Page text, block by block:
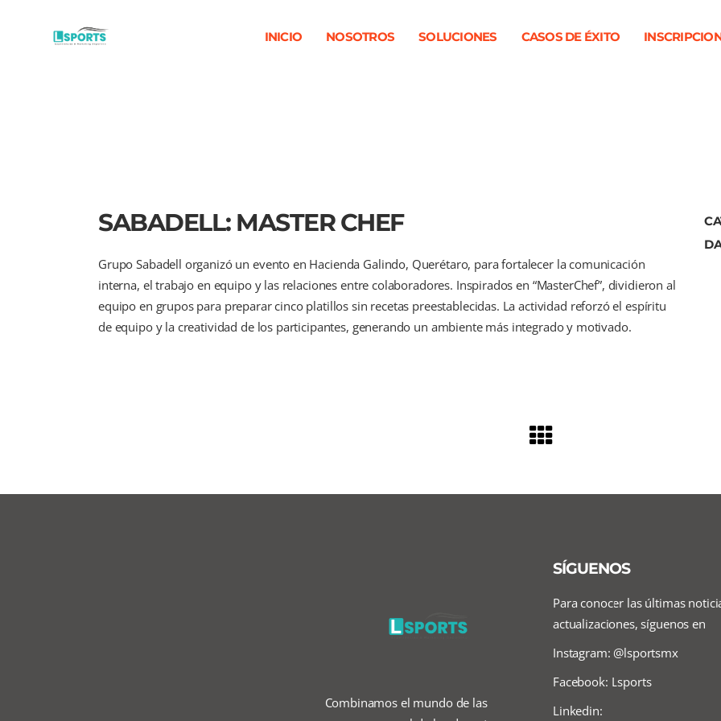
INICIO NOSOTROS SOLUCIONES CASOS DE ÉXITO
SABADELL: MASTER CHEF
Grupo Sabadell organizó un evento en Hacienda Galindo, Querétaro, para fortalecer la comunicación
interna, el trabajo en equipo y las relaciones entre colaboradores. Inspirados en “MasterChef”, dividieron al
equipo en grupos para preparar cinco platillos sin recetas preestablecidas. La actividad reforzó el espíritu
de equipo y la creatividad de los participantes, generando un ambiente más integrado y motivado.
Combinamos el mundo de las
SÍGUENOS
Para conocer las últimas
actualizaciones, síguenos en
Instagram: @lsportsmx
Facebook: Lsports
Linkedin: